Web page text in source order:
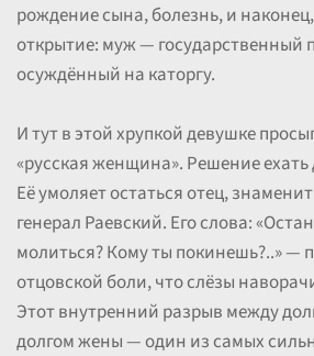
рождение сына, болезнь, и
открытие: муж — государственный
осуждённый на каторгу.
И тут в этой хрупкой девушке
«русская женщина». Решение ехать
Её умоляет остаться отец,
генерал Раевский. Его слова:
молиться? Кому ты покинешь?..» —
отцовской боли, что слёзы
Этот внутренний разрыв между
долгом жены — один из самых